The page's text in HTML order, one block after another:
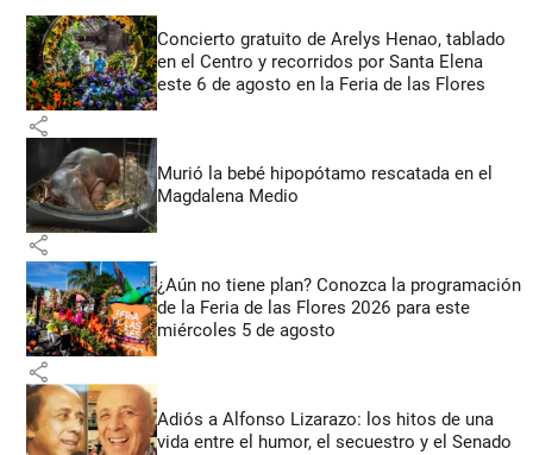
Concierto gratuito de Arelys Henao, tablado
en el Centro y recorridos por Santa Elena
este 6 de agosto en la Feria de las Flores
share
Murió la bebé hipopótamo rescatada en el
Magdalena Medio
share
¿Aún no tiene plan? Conozca la programación
de la Feria de las Flores 2026 para este
miércoles 5 de agosto
share
Adiós a Alfonso Lizarazo: los hitos de una
vida entre el humor, el secuestro y el Senado